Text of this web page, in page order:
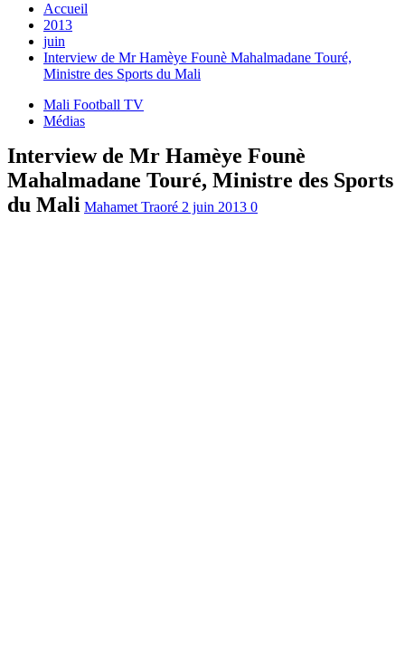
Accueil
2013
juin
Interview de Mr Hamèye Founè Mahalmadane Touré,
Ministre des Sports du Mali
Mali Football TV
Médias
Interview de Mr Hamèye Founè
Mahalmadane Touré, Ministre des Sports
du Mali Mahamet Traoré 2 juin 2013 0